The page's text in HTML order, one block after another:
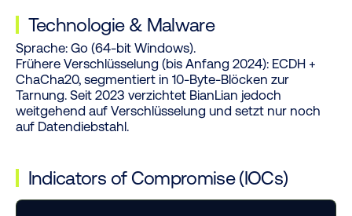
Technologie & Malware
Sprache:Go (64-bit Windows).
Frühere Verschlüsselung (bis Anfang 2024):ECDH +
ChaCha20, segmentiert in 10-Byte-Blöcken zur
Tarnung. Seit 2023 verzichtet BianLian jedoch
weitgehend auf Verschlüsselung und setzt nur noch
auf Datendiebstahl.
Indicators of Compromise (IOCs)